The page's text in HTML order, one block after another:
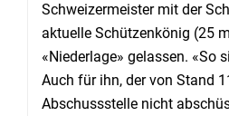
Schweizermeister mit der
aktuelle Schützenkönig (25
«Niederlage» gelassen. «So
Auch für ihn, der von Stand
Abschussstelle nicht